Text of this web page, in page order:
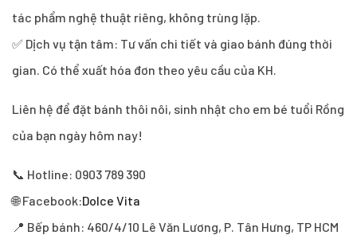
tác phẩm nghệ thuật riêng, không trùng lặp.
✅ Dịch vụ tận tâm: Tư vấn chi tiết và giao bánh đúng thời
gian. Có thể xuất hóa đơn theo yêu cầu của KH.
Liên hệ để đặt bánh thôi nôi, sinh nhật cho em bé tuổi Rồng
của bạn ngày hôm nay!
📞 Hotline: 0903 789 390
🌐 Facebook:Dolce Vita
📍 Bếp bánh: 460/4/10 Lê Văn Lương, P. Tân Hưng, TP HCM